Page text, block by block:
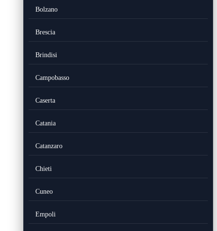
Bolzano
Brescia
Brindisi
Campobasso
Caserta
Catania
Catanzaro
Chieti
Cuneo
Empoli